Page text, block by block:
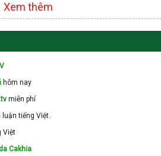
Xem thêm
hôm nay
miễn phí
luận tiếng Việt.
Việt
Cakhia